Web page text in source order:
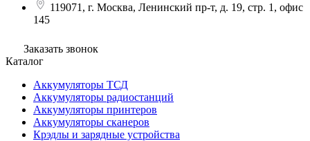
119071, г. Москва, Ленинский пр-т, д. 19, стр. 1, офис
145
Заказать звонок
Каталог
Аккумуляторы ТСД
Аккумуляторы радиостанций
Аккумуляторы принтеров
Аккумуляторы сканеров
Крэдлы и зарядные устройства